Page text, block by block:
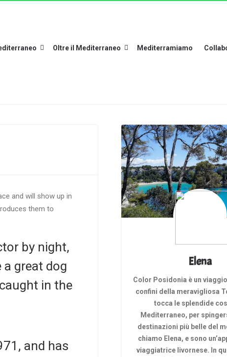
Oltre il Mediterraneo Mediterramiamo
and will show up in
them to
by night,
a great dog
in the
and has
Elena
Color Posidonia è un
confini della meravigliosa
tocca le splendide
Mediterraneo, per
destinazioni più belle del
chiamo Elena, e sono
viaggiatrice livornese. In